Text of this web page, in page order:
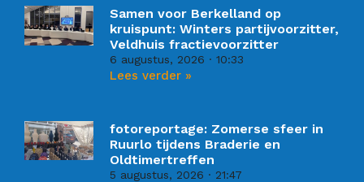
Samen voor Berkelland op
kruispunt: Winters partijvoorzitter,
Veldhuis fractievoorzitter
6 augustus, 2026 10:33
Lees verder »
fotoreportage: Zomerse sfeer in
Ruurlo tijdens Braderie en
Oldtimertreffen
5 augustus, 2026 21:47